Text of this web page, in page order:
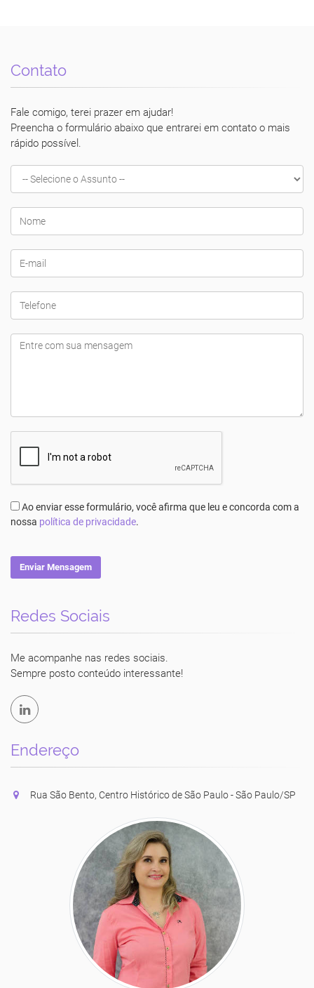
Contato
Fale comigo, terei prazer em ajudar!
Preencha o formulário abaixo que entrarei em contato o mais
rápido possível.
Ao enviar esse formulário, você afirma que leu e concorda com a
nossa política de privacidade.
Enviar Mensagem
Redes Sociais
Me acompanhe nas redes sociais.
Sempre posto conteúdo interessante!
Endereço
Rua São Bento, Centro Histórico de São Paulo - São Paulo/SP